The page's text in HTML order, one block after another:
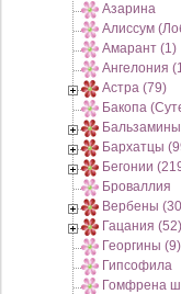
Азарина
Алиссум
Амарант (1)
Ангелония
Астра (79)
Бакопа
Бархатцы
Бегонии
Броваллия
Вербены
Гацания (52)
Георгины (9)
Гипсофила
Гомфрена